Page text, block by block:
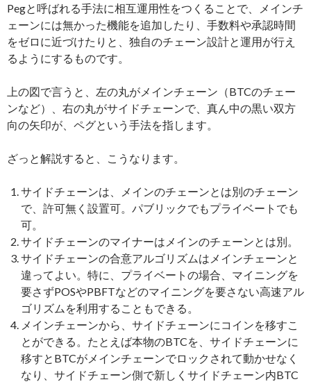
Pegと呼ばれる手法に相互運用性をつくることで、メインチ
ェーンには無かった機能を追加したり、手数料や承認時間
をゼロに近づけたりと、独自のチェーン設計と運用が行え
るようにするものです。
上の図で言うと、左の丸がメインチェーン（BTCのチェー
ンなど）、右の丸がサイドチェーンで、真ん中の黒い双方
向の矢印が、ペグという手法を指します。
ざっと解説すると、こうなります。
サイドチェーンは、メインのチェーンとは別のチェーン
で、許可無く設置可。パブリックでもプライベートでも
可。
サイドチェーンのマイナーはメインのチェーンとは別。
サイドチェーンの合意アルゴリズムはメインチェーンと
違ってよい。特に、プライベートの場合、マイニングを
要さずPOSやPBFTなどのマイニングを要さない高速アル
ゴリズムを利用することもできる。
メインチェーンから、サイドチェーンにコインを移すこ
とができる。たとえば本物のBTCを、サイドチェーンに
移すとBTCがメインチェーンでロックされて動かせなく
なり、サイドチェーン側で新しくサイドチェーン内BTC